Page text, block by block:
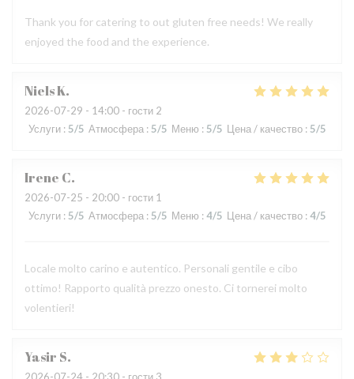
Thank you for catering to out gluten free needs! We really
enjoyed the food and the experience.
NielsK
2026-07-29 - 14:00 - гости 2
Услуги : 5/5 Атмосфера : 5/5 Меню : 5/5 Цена / качество : 5/5
Irene C
2026-07-25 - 20:00 - гости 1
Услуги : 5/5 Атмосфера : 5/5 Меню : 4/5 Цена / качество : 4/5
Locale molto carino e autentico. Personali gentile e cibo
ottimo! Rapporto qualità prezzo onesto. Ci tornerei molto
volentieri!
Yasir S